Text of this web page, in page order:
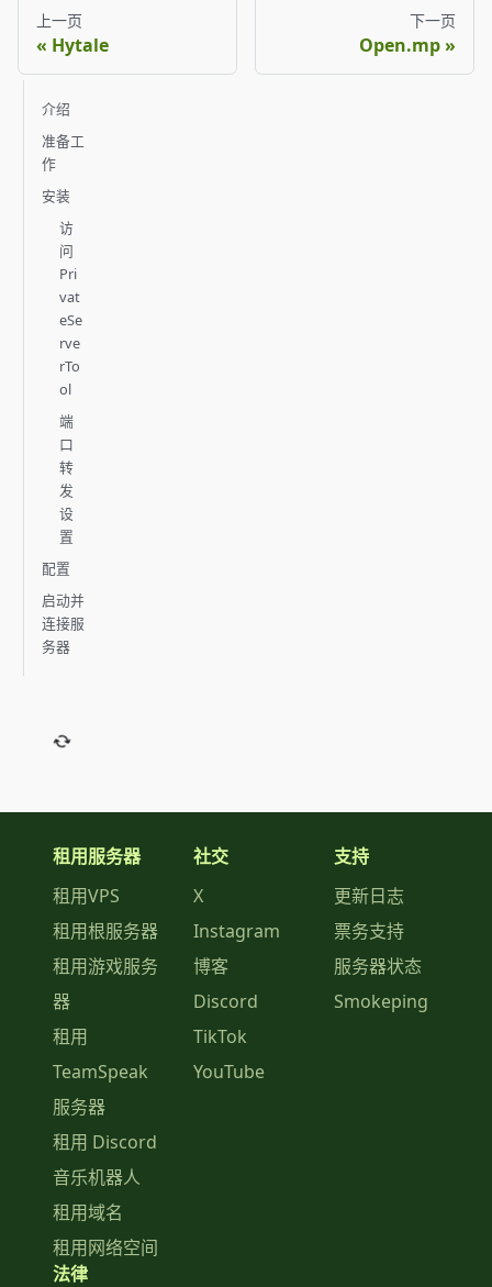
上一页
Hytale
下一页
Open.mp
介绍
准备工
作
安装
访
问
Pri
vat
eSe
rve
rTo
ol
端
口
转
发
设
置
配置
启动并
连接服
务器
租用服务器
租用VPS
租用根服务器
租用游戏服务
器
租用
TeamSpeak
服务器
租用 Discord
音乐机器人
租用域名
租用网络空间
社交
X
Instagram
博客
Discord
TikTok
YouTube
支持
更新日志
票务支持
服务器状态
Smokeping
法律